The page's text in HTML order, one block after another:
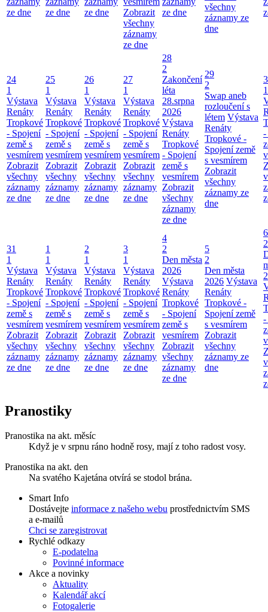
ze dne
ze dne
ze dne
Zobrazit
všechny
záznamy
ze dne
ze dne
všechny
záznamy ze
dne
24
1
Výstava
Renáty
Tropkové
- Spojení
země s
vesmírem
Zobrazit
všechny
záznamy
ze dne
25
1
Výstava
Renáty
Tropkové
- Spojení
země s
vesmírem
Zobrazit
všechny
záznamy
ze dne
26
1
Výstava
Renáty
Tropkové
- Spojení
země s
vesmírem
Zobrazit
všechny
záznamy
ze dne
27
1
Výstava
Renáty
Tropkové
- Spojení
země s
vesmírem
Zobrazit
všechny
záznamy
ze dne
28
2
Zakončení
léta
28.srpna
2026
Výstava
Renáty
Tropkové
- Spojení
země s
vesmírem
Zobrazit
všechny
záznamy
ze dne
29
2
Swap aneb
rozloučení s
létem Výstava
Renáty
Tropkové -
Spojení země
s vesmírem
Zobrazit
všechny
záznamy ze
dne
1
-
31
1
Výstava
Renáty
Tropkové
- Spojení
země s
vesmírem
Zobrazit
všechny
záznamy
ze dne
1
1
Výstava
Renáty
Tropkové
- Spojení
země s
vesmírem
Zobrazit
všechny
záznamy
ze dne
2
1
Výstava
Renáty
Tropkové
- Spojení
země s
vesmírem
Zobrazit
všechny
záznamy
ze dne
3
1
Výstava
Renáty
Tropkové
- Spojení
země s
vesmírem
Zobrazit
všechny
záznamy
ze dne
4
2
Den města
2026
Výstava
Renáty
Tropkové
- Spojení
země s
vesmírem
Zobrazit
všechny
záznamy
ze dne
5
2
Den města
2026 Výstava
Renáty
Tropkové -
Spojení země
s vesmírem
Zobrazit
všechny
záznamy ze
dne
6
2
-
Pranostiky
Pranostika na akt. měsíc
Když je v srpnu ráno hodně rosy, mají z toho radost vosy.
Pranostika na akt. den
Na svatého Kajetána otvírá se stodol brána.
Smart Info
Dostávejte informace z našeho webu prostřednictvím SMS
a e-mailů
Chci se zaregistrovat
Rychlé odkazy
E-podatelna
Povinné informace
Akce a novinky
Aktuality
Kalendář akcí
Fotogalerie